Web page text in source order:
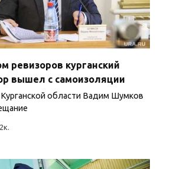
ревизоров курганский
вышел с самоизоляции
Курганской области Вадим Шумков